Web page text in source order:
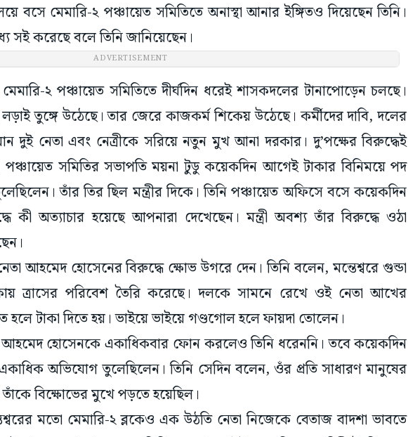
বসে মেমারি-২ পঞ্চায়েত সমিতিতে অনাস্থা আনার ইঙ্গিতও দিয়েছেন তিনি।
সই করেছে বলে তিনি জানিয়েছেন।
২ পঞ্চায়েত সমিতিতে দীর্ঘদিন ধরেই শাসকদলের টানাপোড়েন চলছে।
তুঙ্গে উঠেছে। তার জেরে কাজকর্ম শিকেয় উঠেছে। কর্মীদের দাবি, দলের
দুই নেতা এবং নেত্রীকে সরিয়ে নতুন মুখ আনা দরকার। দু’পক্ষের বিরুদ্ধেই
সমিতির সভাপতি ময়না টুডু কয়েকদিন আগেই টাকার বিনিময়ে পদ
তাঁর তির ছিল মন্ত্রীর দিকে। তিনি পঞ্চায়েত অফিসে বসে কয়েকদিন
অত্যাচার হয়েছে আপনারা দেখেছেন। মন্ত্রী অবশ্য তাঁর বিরুদ্ধে ওঠা
আহমেদ হোসেনের বিরুদ্ধে ক্ষোভ উগরে দেন। তিনি বলেন, মন্তেশ্বরে গুন্ডা
ত্রাসের পরিবেশ তৈরি করেছে। দলকে সামনে রেখে ওই নেতা আখের
হলে টাকা দিতে হয়। ভাইয়ে ভাইয়ে গণ্ডগোল হলে ফায়দা তোলেন।
আহমেদ হোসেনকে একাধিকবার ফোন করলেও তিনি ধরেননি। তবে কয়েকদিন
অভিযোগ তুলেছিলেন। তিনি সেদিন বলেন, ওঁর প্রতি সাধারণ মানুষের
বিক্ষোভের মুখে পড়তে হয়েছিল।
মতো মেমারি-২ ব্লকেও এক উঠতি নেতা নিজেকে বেতাজ বাদশা ভাবতে
যে কায়দায় চলেন তিনিও সেভাবে হাঁটছেন। নিজস্ব বাহিনী তৈরি করে